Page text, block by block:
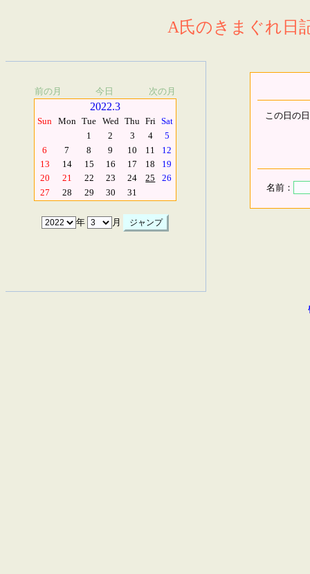
A氏のきまぐれ日
前の月 今日 次の月
2022.3
Sun Mon Tue Wed Thu Fri Sat
1
2 3 4
5
6
7 8 9 10 11
12
13
14 15 16 17 18
19
20
21 22 23 24 25
26
27
28 29 30 31
年 月
この日の
名前：